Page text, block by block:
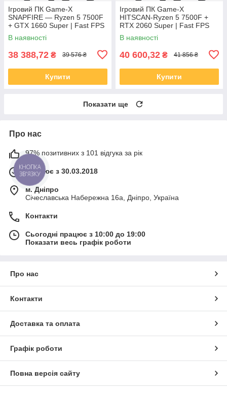
Ігровий ПК Game-X
SNAPFIRE — Ryzen 5 7500F
+ GTX 1660 Super | Fast FPS
Build
В наявності
38 388,72 ₴ 39 576 ₴
Купити
Ігровий ПК Game-X
HITSCAN-Ryzen 5 7500F +
RTX 2060 Super | Fast FPS
Build
В наявності
40 600,32 ₴ 41 856 ₴
Купити
Показати ще
Про нас
97% позитивних з 101 відгука за рік
Працює з 30.03.2018
м. Дніпро
Січеславська Набережна 16а, Дніпро, Україна
Контакти
Сьогодні працює з 10:00 до 19:00
Показати весь графік роботи
Про нас
Контакти
Доставка та оплата
Графік роботи
Повна версія сайту
КНОПКА
ЗВ'ЯЗКУ